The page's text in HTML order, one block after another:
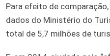
Para efeito de
dados do Ministério do
total de 5,7 milhões de